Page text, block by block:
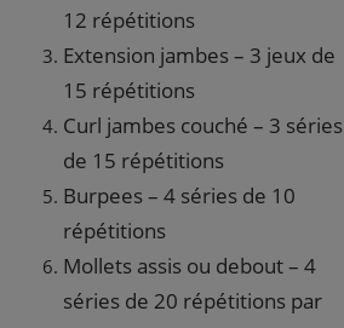
12 répétitions
Extension jambes – 3 jeux de
15 répétitions
Curl jambes couché – 3 séries
de 15 répétitions
Burpees – 4 séries de 10
répétitions
Mollets assis ou debout – 4
séries de 20 répétitions par